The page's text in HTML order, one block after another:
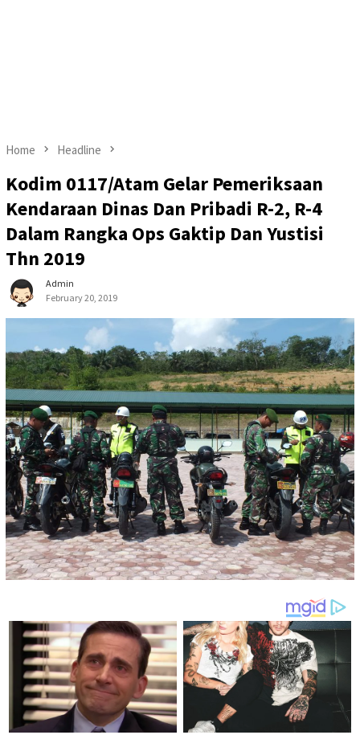
Home Headline
Kodim 0117/Atam Gelar Pemeriksaan
Kendaraan Dinas Dan Pribadi R-2, R-4
Dalam Rangka Ops Gaktip Dan Yustisi
Thn 2019
Admin
February 20, 2019